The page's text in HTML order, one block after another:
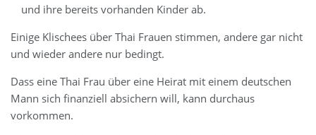
und ihre bereits vorhanden Kinder ab.
Einige Klischees über Thai Frauen stimmen, andere gar nicht
und wieder andere nur bedingt.
Dass eine Thai Frau über eine Heirat mit einem deutschen
Mann sich finanziell absichern will, kann durchaus
vorkommen.